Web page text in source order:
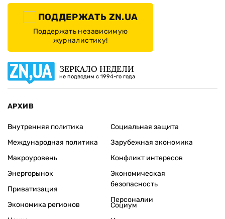
ПОДДЕРЖАТЬ ZN.UA
Поддержать независимую
журналистику!
ЗЕРКАЛО НЕДЕЛИ
не подводим с 1994-го года
АРХИВ
Внутренняя политика
Международная политика
Макроуровень
Энергорынок
Приватизация
Экономика регионов
Социальная защита
Зарубежная экономика
Конфликт интересов
Экономическая
безопасность
Персоналии
Социум